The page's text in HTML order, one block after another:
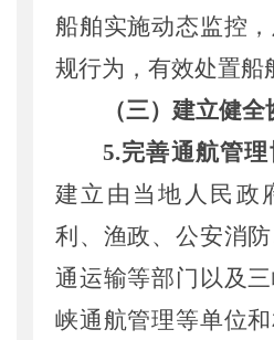
船舶实施动态监控，
规行为 ，有效处置船
（三）建立健全
5.完善通航管理
建立由当地人民政
利、 渔政、公安消防
通运输等部门以及
峡通航管理等单位和